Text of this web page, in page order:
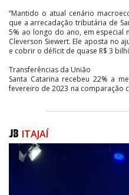
“Mantido o atual cenário
que a arrecadação tributária de
5% ao longo do ano, em especial
Cleverson Siewert. Ele aposta no
e cobrir o déficit de quase R$ 3
Transferências da União
Santa Catarina recebeu 22% a
fevereiro de 2023 na comparação
Imposto sobre Produtos
são somados à arrecadação
Impostos
Em fevereiro, o Estado
ITAJAÍ